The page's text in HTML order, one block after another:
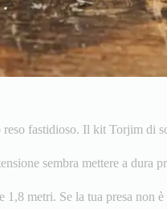
fastidioso. Il kit Torjim di
sembra mettere a dura
metri. Se la tua presa